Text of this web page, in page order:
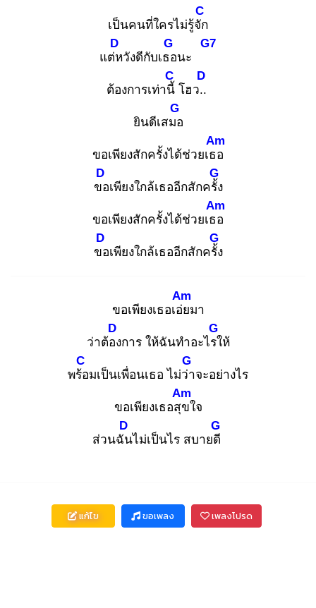
เป็นคนที่ใครไม่รู้จัก
C
แต่ห
D
วังดีกับเธอ
G
นะ
G7
ต้องการเท่านี้
C
โฮว..
D
ยินดีเสมอ
G
ขอเพียงสักครั้งได้ช่วยเธอ
Am
ขอ
D
เพียงใกล้เธออีกสักครั้ง
G
ขอเพียงสักครั้งได้ช่วยเธอ
Am
ขอ
D
เพียงใกล้เธออีกสักครั้ง
G
ขอเพียงเธอเอ่ย
Am
มา
ว่าต้อง
D
การ ให้ฉันทำอะไรใ
G
ห้
พร้อ
C
มเป็นเพื่อนเธอ ไม่ว่า
G
จะอย่างไร
ขอเพียงเธอสุข
Am
ใจ
ส่วนฉัน
D
ไม่เป็นไร สบายดี
G
แก้ไข ขอเพลง เพลงโปรด